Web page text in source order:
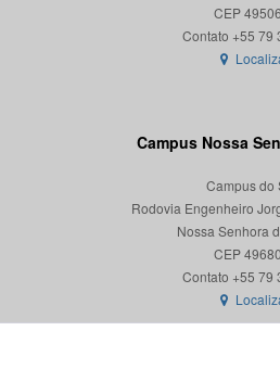
CEP
Campus Nossa
Campus do
Rodovia Engenheiro
Nossa Senhora
CEP